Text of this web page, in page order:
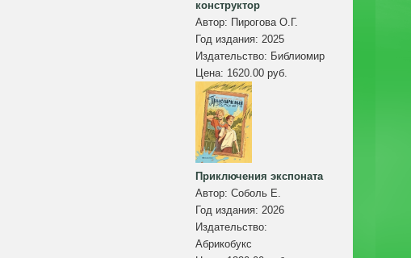
конструктор
Автор: Пирогова О.Г.
Год издания: 2025
Издательство: Библиомир
Цена: 1620.00 руб.
Приключения экспоната
Автор: Соболь Е.
Год издания: 2026
Издательство:
Абрикобукс